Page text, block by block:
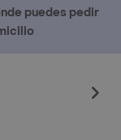
puedes pedir